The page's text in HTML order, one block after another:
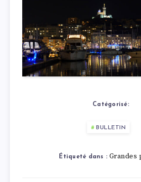
Catégorisé:
BULLETIN
Étiqueté dans : Grandes